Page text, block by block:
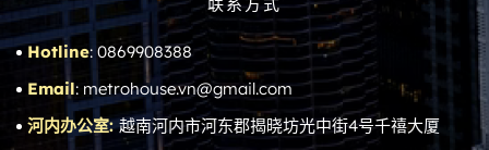
Hotline: 0869908388
Email: metrohouse.vn@gmail.com
河内办公室:越南河内市河东郡揭晓坊光中街4号千禧大厦